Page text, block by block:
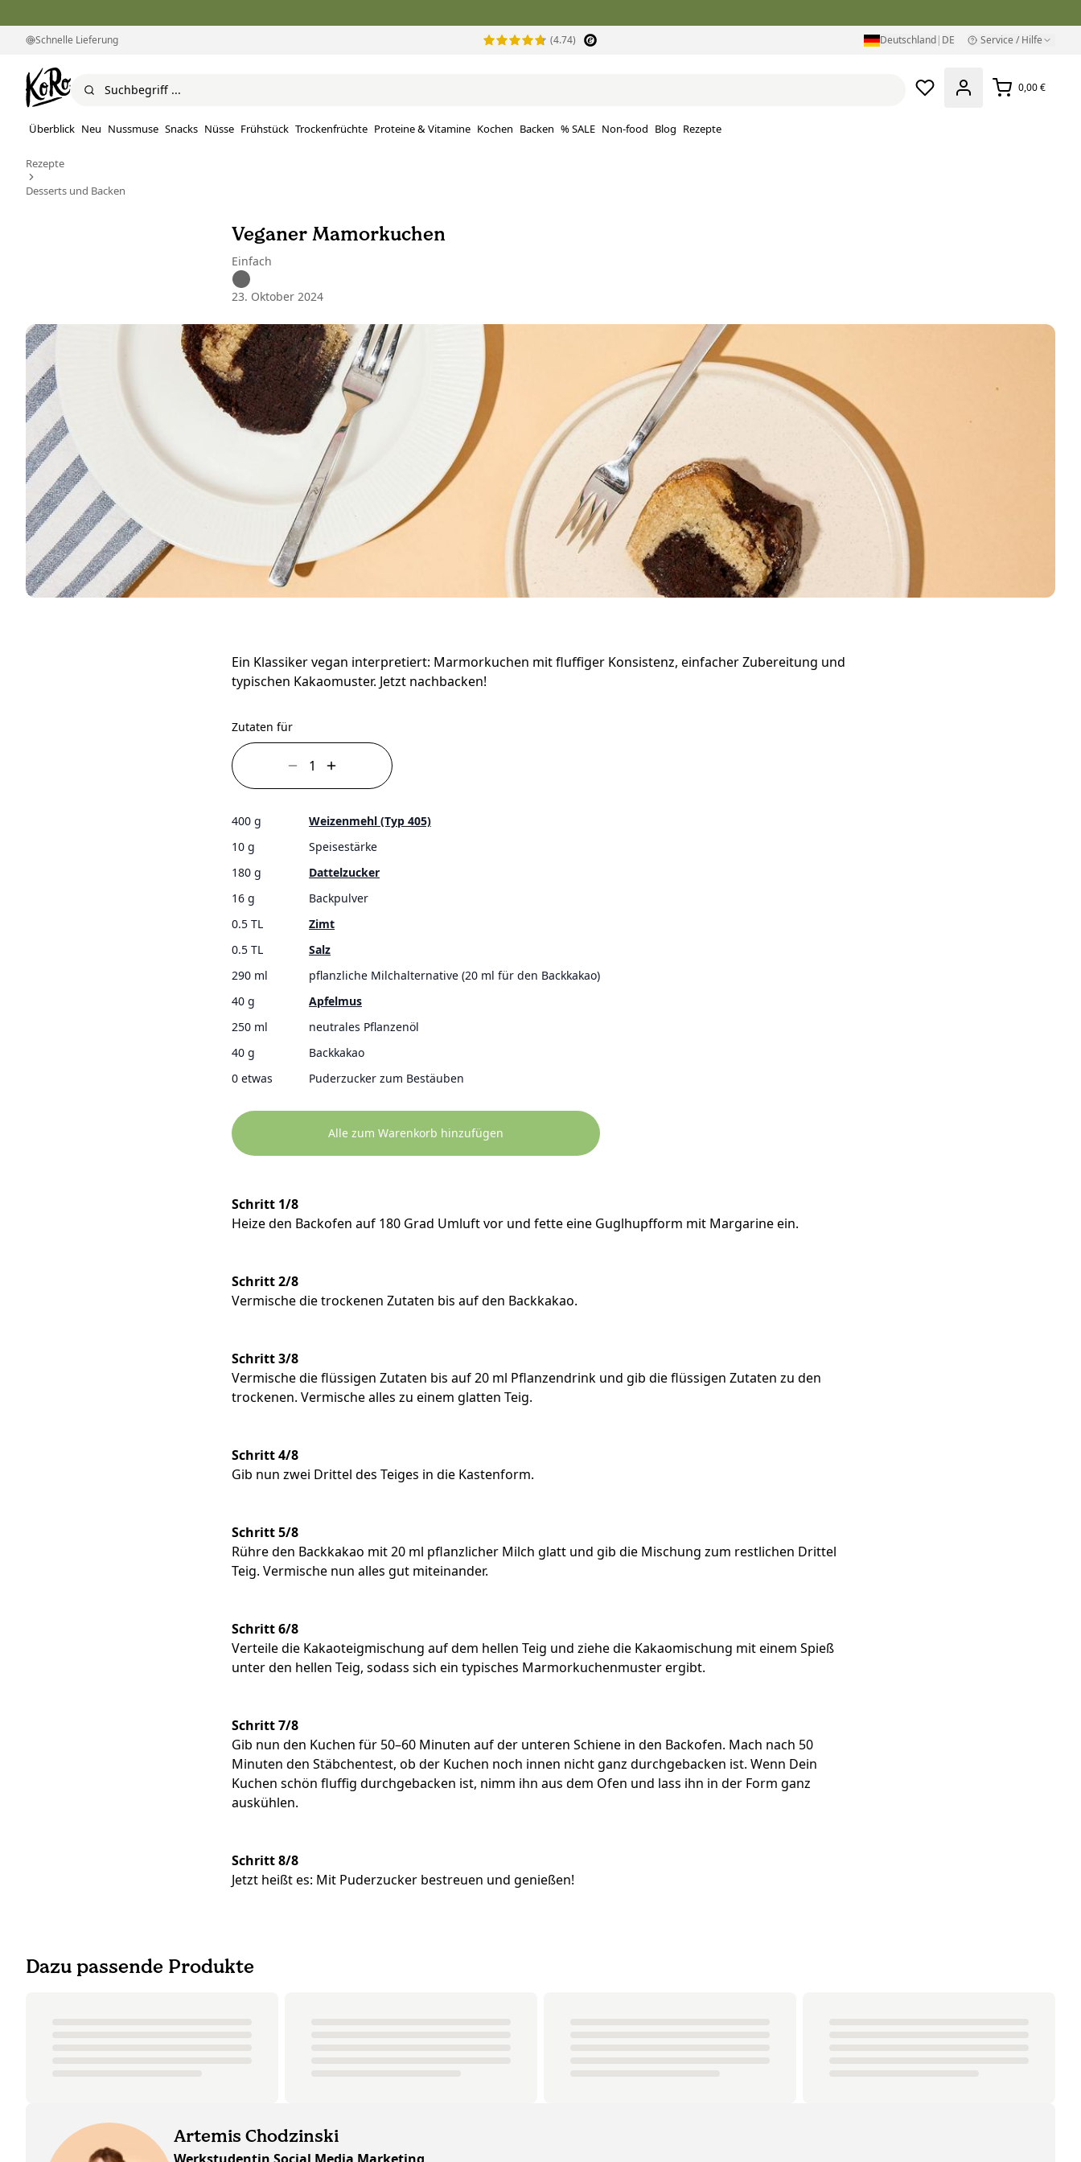
Schnelle Lieferung (4.74) Deutschland| DE Service / Hilfe
0,00 €
Überblick Neu Nussmuse Snacks Nüsse Frühstück Trockenfrüchte Proteine ​​& Vitamine Kochen Backen % SALE Non-food Blog Rezepte
Rezepte
Desserts und Backen
Veganer Mamorkuchen
Einfach
23. Oktober 2024
Ein Klassiker vegan interpretiert: Marmorkuchen mit fluffiger Konsistenz, einfacher Zubereitung und
typischen Kakaomuster. Jetzt nachbacken!
Zutaten für
400 g
Weizenmehl (Typ 405)
10 g
Speisestärke
180 g
Dattelzucker
16 g
Backpulver
0.5 TL
Zimt
0.5 TL
Salz
290 ml
pflanzliche Milchalternative (20 ml für den Backkakao)
40 g
Apfelmus
250 ml
neutrales Pflanzenöl
40 g
Backkakao
0 etwas
Puderzucker zum Bestäuben
Alle zum Warenkorb hinzufügen
Schritt 1/8
Heize den Backofen auf 180 Grad Umluft vor und fette eine Guglhupfform mit Margarine ein.
Schritt 2/8
Vermische die trockenen Zutaten bis auf den Backkakao.
Schritt 3/8
Vermische die flüssigen Zutaten bis auf 20 ml Pflanzendrink und gib die flüssigen Zutaten zu den
trockenen. Vermische alles zu einem glatten Teig.
Schritt 4/8
Gib nun zwei Drittel des Teiges in die Kastenform.
Schritt 5/8
Rühre den Backkakao mit 20 ml pflanzlicher Milch glatt und gib die Mischung zum restlichen Drittel
Teig. Vermische nun alles gut miteinander.
Schritt 6/8
Verteile die Kakaoteigmischung auf dem hellen Teig und ziehe die Kakaomischung mit einem Spieß
unter den hellen Teig, sodass sich ein typisches Marmorkuchenmuster ergibt.
Schritt 7/8
Gib nun den Kuchen für 50–60 Minuten auf der unteren Schiene in den Backofen. Mach nach 50
Minuten den Stäbchentest, ob der Kuchen noch innen nicht ganz durchgebacken ist. Wenn Dein
Kuchen schön fluffig durchgebacken ist, nimm ihn aus dem Ofen und lass ihn in der Form ganz
auskühlen.
Schritt 8/8
Jetzt heißt es: Mit Puderzucker bestreuen und genießen!
Dazu passende Produkte
Artemis Chodzinski